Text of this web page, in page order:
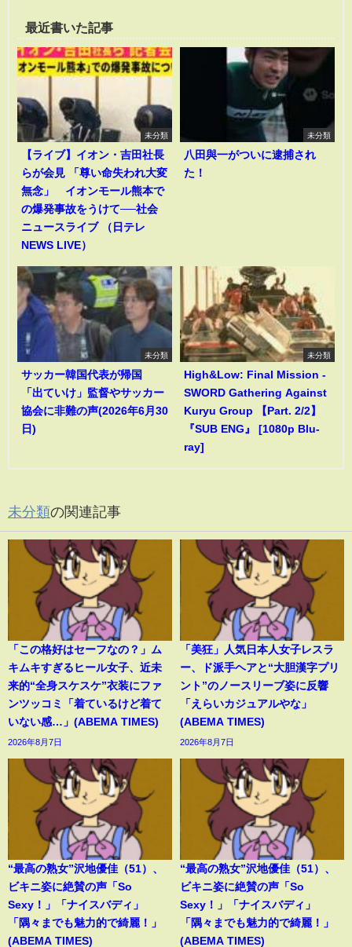
最近書いた記事
未分類
【ライブ】イオン・吉田社長
らが会見 「尊い命失われ大変
無念」 イオンモール熊本で
の爆発事故をうけて──社会
ニュースライブ （日テレ
NEWS LIVE）
未分類
八田與一がついに逮捕され
た！
未分類
サッカー韓国代表が帰国
「出ていけ」監督やサッカー
協会に非難の声(2026年6月30
日)
未分類
High&Low: Final Mission -
SWORD Gathering Against
Kuryu Group 【Part. 2/2】
『SUB ENG』 [1080p Blu-
ray]
未分類の関連記事
「この格好はセーフなの？」ム
キムキすぎるヒール女子、近未
来的“全身スケスケ”衣装にファ
ンツッコミ「着ているけど着て
いない感…」(ABEMA TIMES)
2026年8月7日
「美狂」人気日本人女子レスラ
ー、ド派手ヘアと“大胆漢字プリ
ント”のノースリーブ姿に反響
「えらいカジュアルやな」
(ABEMA TIMES)
2026年8月7日
“最高の熟女”沢地優佳（51）、
ビキニ姿に絶賛の声「So
Sexy！」「ナイスバディ」
「隅々までも魅力的で綺麗！」
(ABEMA TIMES)
“最高の熟女”沢地優佳（51）、
ビキニ姿に絶賛の声「So
Sexy！」「ナイスバディ」
「隅々までも魅力的で綺麗！」
(ABEMA TIMES)